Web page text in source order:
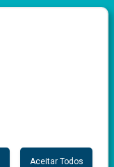
Aceitar Todos